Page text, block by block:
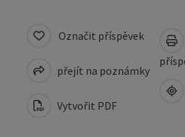
Označit příspěvek
přejít na poznámky
Vytvořit PDF